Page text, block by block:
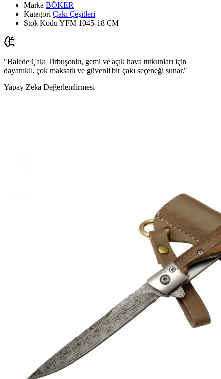
Marka BÖKER
Kategori Çakı Çeşitleri
Stok Kodu YFM 1045-18 CM
"Balede Çakı Tirbuşonlu, gemi ve açık hava tutkunları için
dayanıklı, çok maksatlı ve güvenli bir çakı seçeneği sunar."
Yapay Zeka Değerlendirmesi